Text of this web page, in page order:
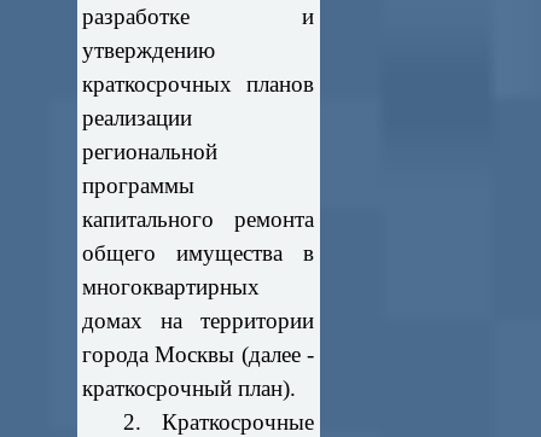
разработке и
утверждению
краткосрочных планов
реализации
региональной
программы
капитального ремонта
общего имущества в
многоквартирных
домах на территории
города Москвы (далее -
краткосрочный план).
2. Краткосрочные